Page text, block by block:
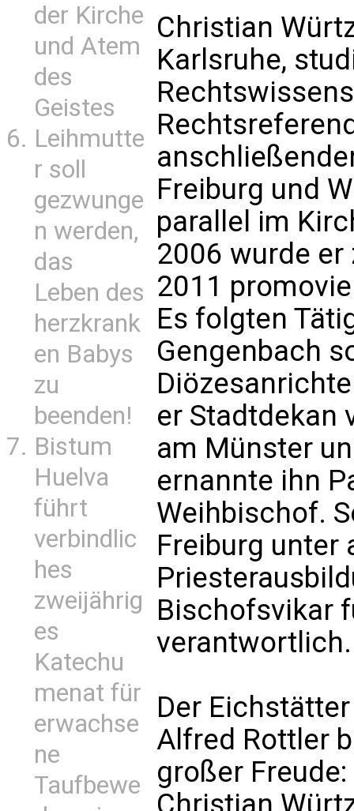
der Kirche
und Atem
des
Geistes
Leihmutte
r soll
gezwunge
n werden,
das
Leben des
herzkrank
en Babys
zu
beenden!
Bistum
Huelva
führt
verbindlic
hes
zweijährig
es
Katechu
menat für
erwachse
ne
Taufbewe
Christian
Karlsruhe,
Freiburg und
parallel im
2006 wurde
2011
Es folgten
Gengenbach
er Stadtdekan
am Münster
ernannte ihn
Weihbischof.
Freiburg unter
Bischofsvikar
verantwortlich.
Der
Alfred Rottler
großer